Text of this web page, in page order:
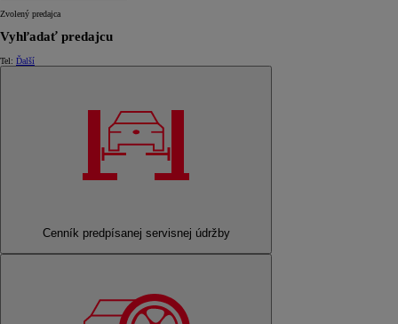
Zvolený predajca
Vyhľadať predajcu
Tel: Ďalší
Cenník predpísanej servisnej údržby